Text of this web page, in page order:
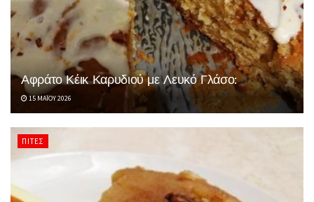
Αφράτο Κέικ Καρυδιού με Λευκό Γλάσο:
15 ΜΑΪ́ΟΥ 2026
ΠΊΤΕΣ